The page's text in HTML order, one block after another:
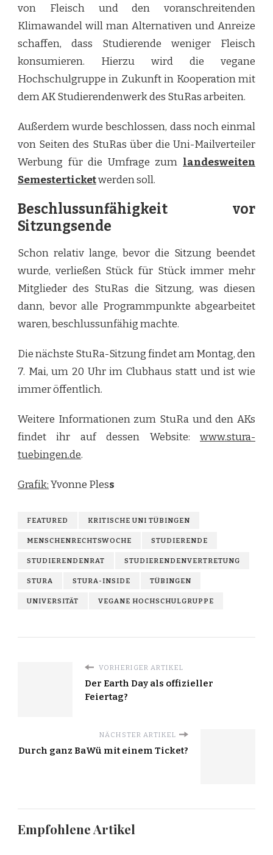
von Fleisch und den voranschreitenden
Klimawandel will man Alternativen und Anreize
schaffen, dass Studierende weniger Fleisch
konsumieren. Hierzu wird die vegane
Hochschulgruppe in Zukunft in Kooperation mit
dem AK Studierendenwerk des StuRas arbeiten.
Außerdem wurde beschlossen, dass noch einmal
von Seiten des StuRas über die Uni-Mailverteiler
Werbung für die Umfrage zum landesweiten
Semesterticketwerden soll.
Beschlussunfähigkeit vor
Sitzungsende
Schon relativ lange, bevor die Sitzung beendet
wurde, verließen Stück für Stück immer mehr
Mitglieder des StuRas die Sitzung, was diesen
dann, bevor alle Programmpunkte abgearbeitet
waren, beschlussunfähig machte.
Die nächste StuRa-Sitzung findet am Montag, den
7. Mai, um 20 Uhr im Clubhaus statt und ist wie
immer öffentlich.
Weitere Informationen zum StuRa und den AKs
findet ihr auf dessen Website: www.stura-
tuebingen.de.
Grafik:Yvonne Pless
FEATURED KRITISCHE UNI TÜBINGEN
MENSCHENRECHTSWOCHE STUDIERENDE
STUDIERENDENRAT STUDIERENDENVERTRETUNG
STURA STURA-INSIDE TÜBINGEN
UNIVERSITÄT VEGANE HOCHSCHULGRUPPE
VORHERIGER ARTIKEL
Der Earth Day als offizieller
Feiertag?
NÄCHSTER ARTIKEL
Durch ganz BaWü mit einem Ticket?
Empfohlene Artikel